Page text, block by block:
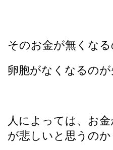
そのお金が無くなる
卵胞がなくなるのが
人によっては、お
が悲しいと思うのか